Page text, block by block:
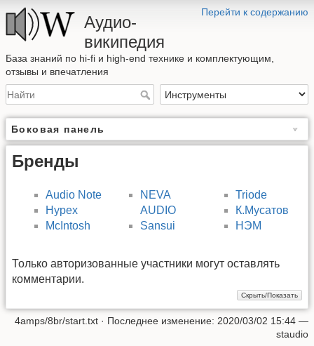
Перейти к содержанию
Аудио-
википедия
База знаний по hi-fi и high-end технике и комплектующим,
отзывы и впечатления
Боковая панель
Бренды
Audio Note
Hypex
McIntosh
NEVA
AUDIO
Sansui
Triode
К.Мусатов
НЭМ
Только авторизованные участники могут оставлять
комментарии.
4amps/8br/start.txt · Последнее изменение: 2020/03/02 15:44 —
staudio